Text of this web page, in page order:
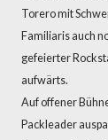
Torero mit
Familiaris auch
gefeierter
aufwärts.
Auf offener
Packleader